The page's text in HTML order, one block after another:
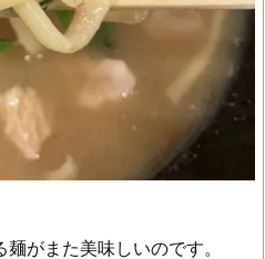
がまた美味しいのです。